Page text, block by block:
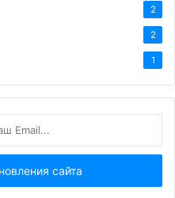
2
2
1